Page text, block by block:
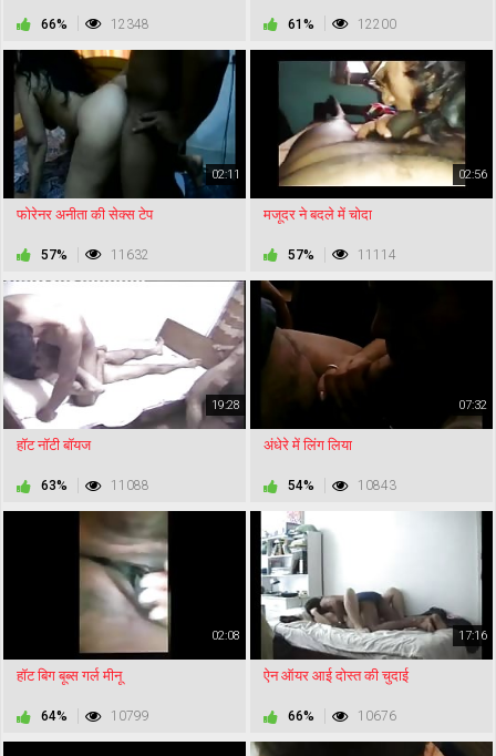
66% 12348 61% 12200
02:11
फोरेनर अनीता की सेक्स टेप
57% 11632
02:56
मजूदर ने बदले में चोदा
57% 11114
19:28
हॉट नॉटी बॉयज
63% 11088
07:32
अंधेरे में लिंग लिया
54% 10843
02:08
हॉट बिग बूब्स गर्ल मीनू
64% 10799
17:16
ऐन ऑयर आई दोस्त की चुदाई
66% 10676